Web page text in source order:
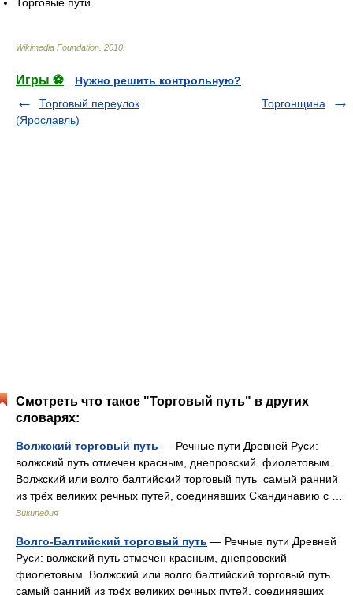
Wikimedia Foundation 2010
Игры ⚽
Нужно решить контрольную?
Торговый переулок
(Ярославль)
Торгонщина
Смотреть что такое "Торговый путь" в других
словарях:
Волжский торговый путь — Речные пути Древней Руси:
волжский путь отмечен красным, днепровский фиолетовым.
Волжский или волго балтийский торговый путь самый ранний
из трёх великих речных путей, соединявших Скандинавию с …
Википедия
Волго-Балтийский торговый путь — Речные пути Древней
Руси: волжский путь отмечен красным, днепровский
фиолетовым. Волжский или волго балтийский торговый путь
самый ранний из трёх великих речных путей, соединявших